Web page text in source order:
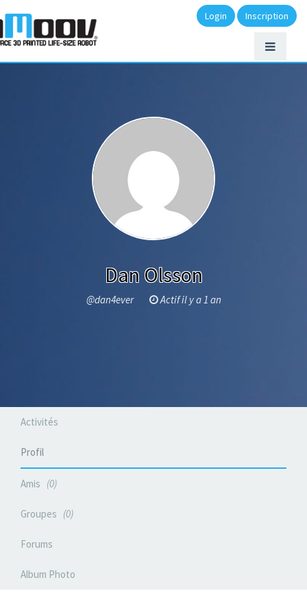
Login Inscription
Dan Olsson
@dan4ever Actif il y a 1 an
Activités
Profil
Amis 0
Groupes 0
Forums
Album Photo